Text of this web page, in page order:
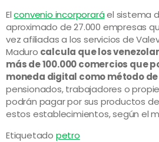
Elconvenio incorporaráel sistema
aproximado de 27.000 empresas
vez afiliadas a los servicios de
Maduro calcula que los
más de 100.000 comercios que
moneda digital como método
pensionados, trabajadores o
podrán pagar por sus productos
estos establecimientos, según el
Etiquetado petro